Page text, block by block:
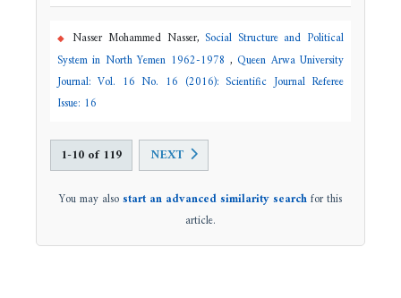
Nasser Mohammed Nasser, Social Structure and Political
System in North Yemen 1962-1978 ,Queen Arwa University
Journal: Vol. 16 No. 16 (2016): Scientific Journal Referee
Issue: 16
1-10 of 119 NEXT
You may alsostart an advanced similarity searchfor this
article.